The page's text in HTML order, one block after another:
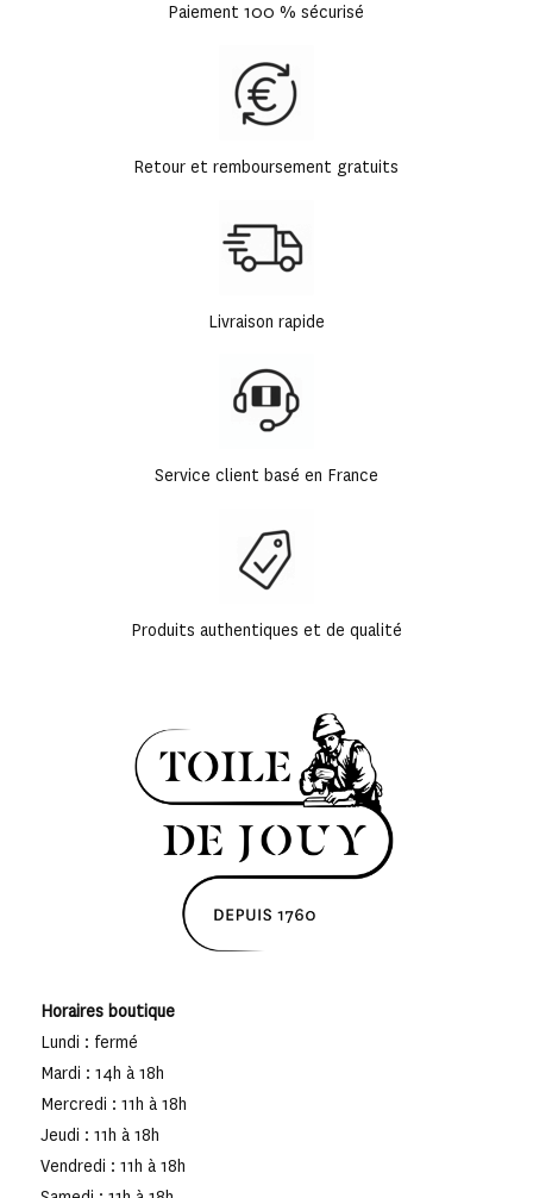
Paiement 100 % sécurisé
Retour et remboursement gratuits
Livraison rapide
Service client basé en France
Produits authentiques et de qualité
Horaires boutique
Lundi : fermé
Mardi : 14h à 18h
Mercredi : 11h à 18h
Jeudi : 11h à 18h
Vendredi : 11h à 18h